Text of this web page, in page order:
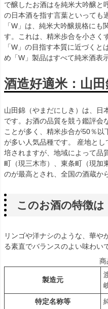
で醸したお酒はを純米大吟醸と
の日本酒を指す言葉といっても
「W」は、純米大吟醸規格にも
す。これは、精米歩合を小さく
「W」の目指す本質に近づく
め「W」製品はすべて純米酒表
酒造好適米：山
山田錦（やまだにしき）は、日
です。お酒の品質を競う鑑評会
ことが多く、精米歩合が50％以
が多い人気品種です。 産地と
培されますが、地域によって品
町（現三木市）、東条町（現加
のが最高とされ、全国の酒蔵か
このお酒の特徴は
リンゴや洋ナシのような、華や
る素直でバランスのよい味わい
商
製造元
特定名称等